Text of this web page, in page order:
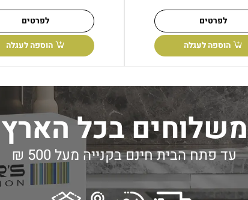
לפרטים
הוספה לעגלה
לפרטים
הוספה לעגלה
משלוחים בכל הארץ
עד פתח הבית חינם בקנייה מעל 500 ₪